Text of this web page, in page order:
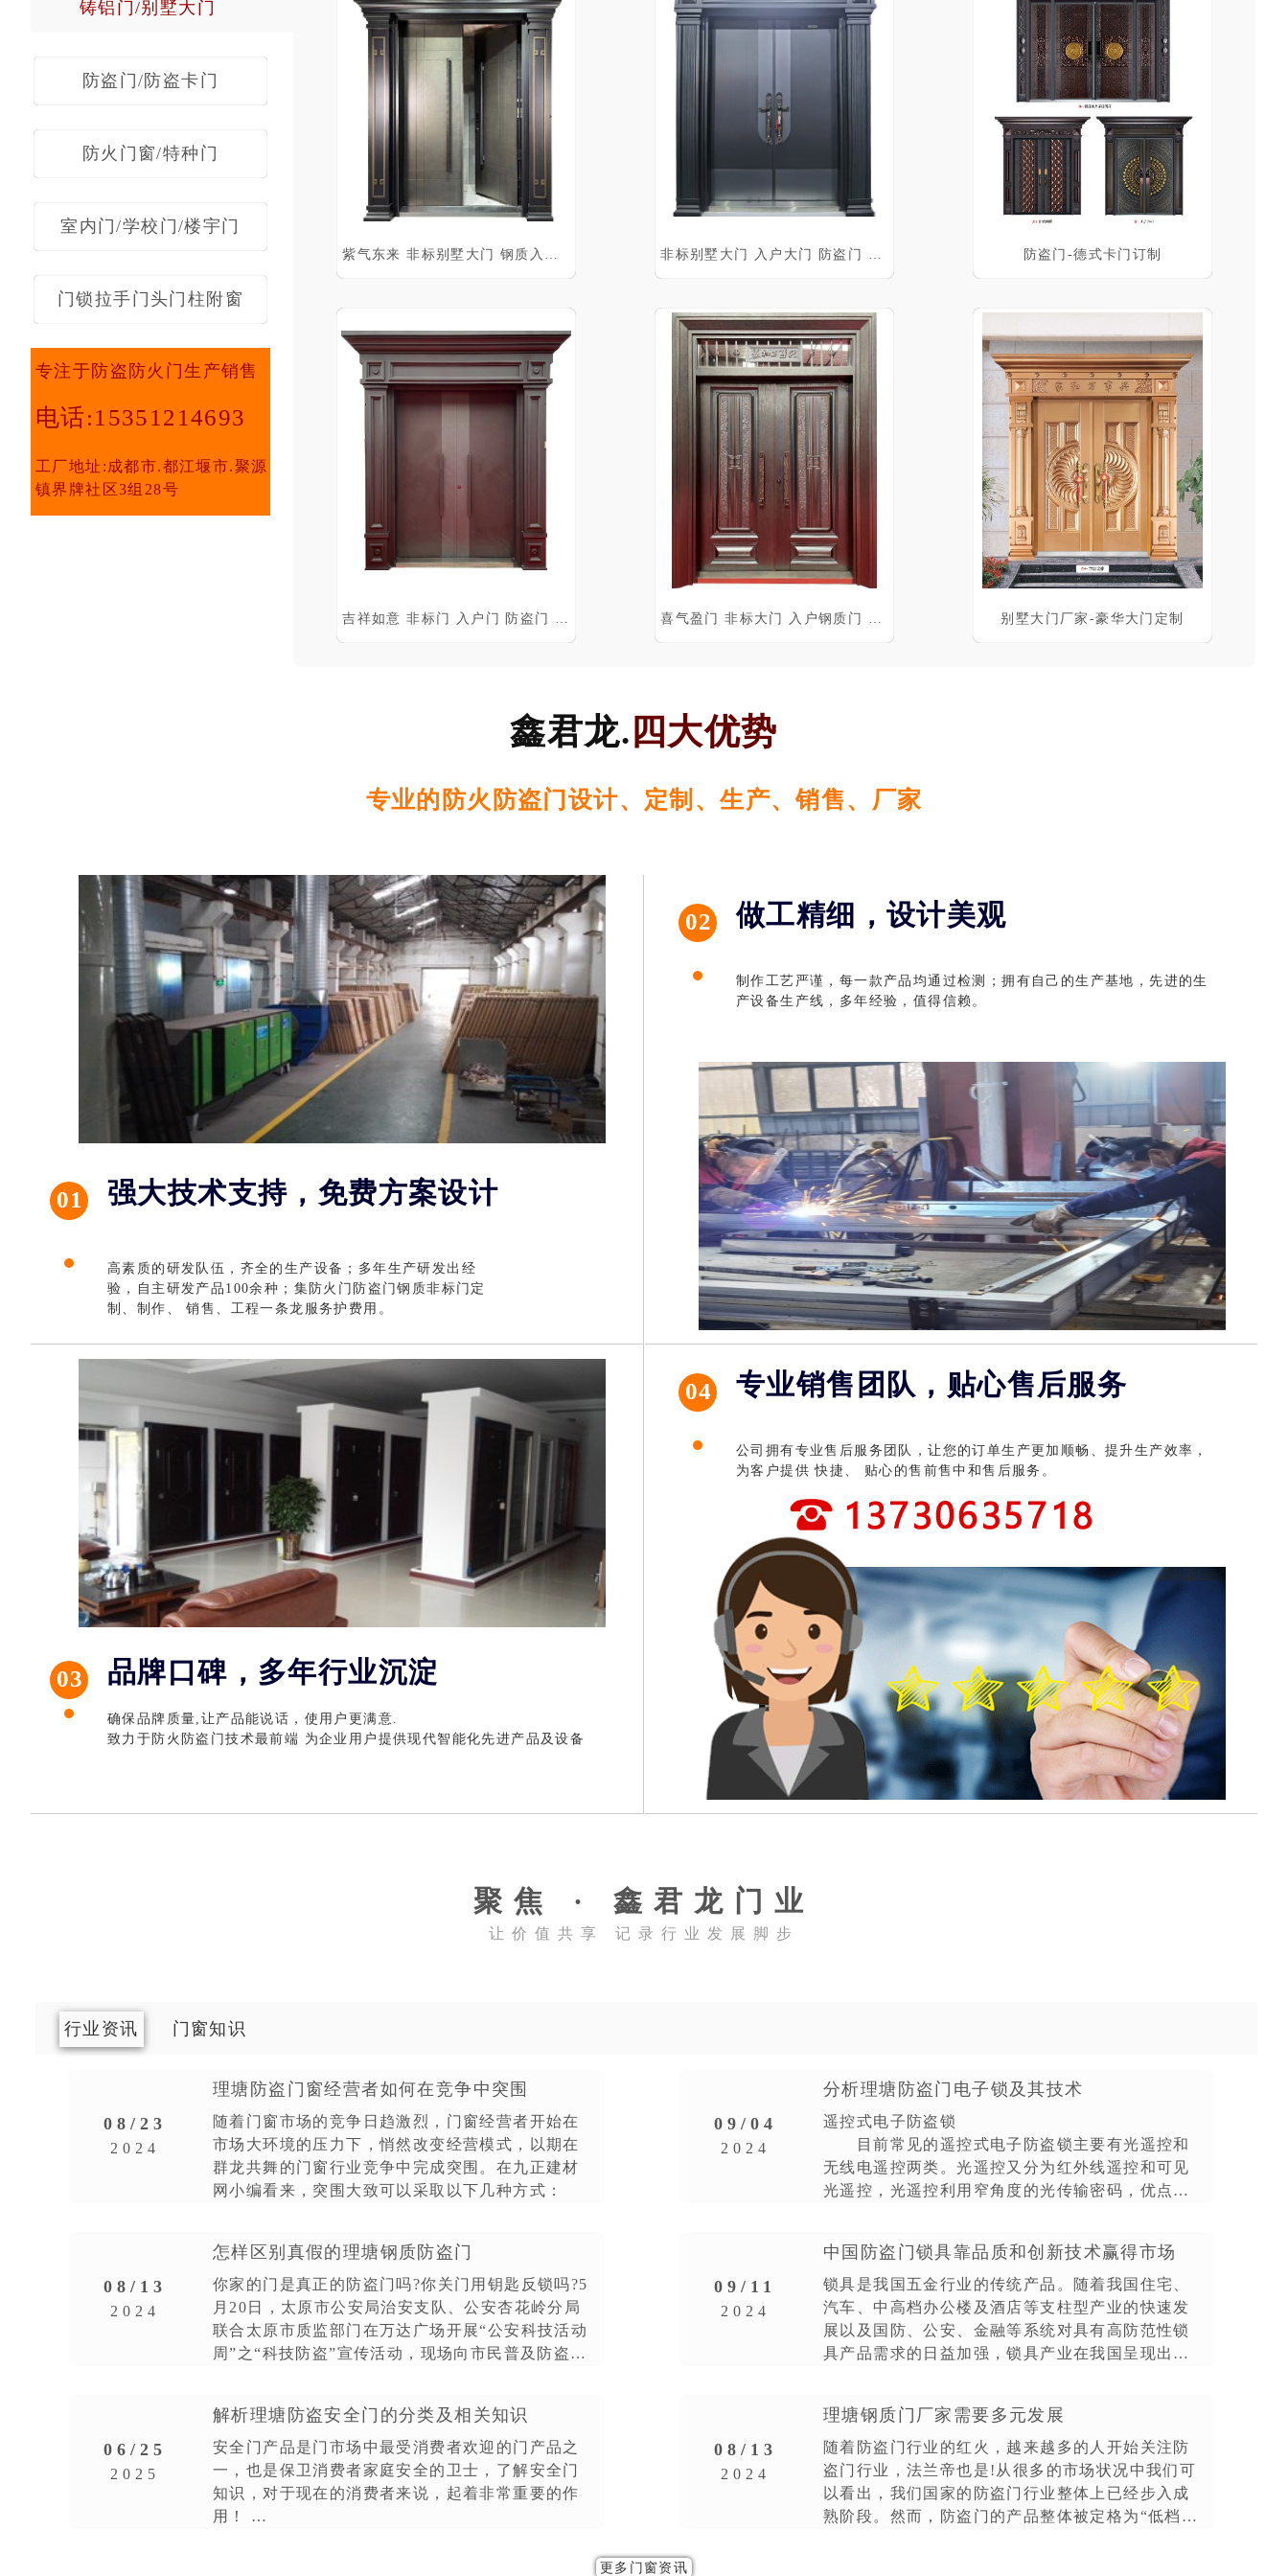
铸铝门/别墅大门
防盗门/防盗卡门
防火门窗/特种门
室内门/学校门/楼宇门
门锁拉手门头门柱附窗
专注于防盗防火门生产销售
电话:15351214693
工厂地址:成都市.都江堰市.聚源
镇界牌社区3组28号
紫气东来 非标别墅大门 钢质入户门 防盗门 非标别墅大门 入户大门 防盗门 钢质门 防盗门-德式卡门订制
吉祥如意 非标门 入户门 防盗门 别墅大门 喜气盈门 非标大门 入户钢质门 防盗门 别墅大门厂家-豪华大门定制
凯美瑞 入户子母门 钢质门 防盗门 哈曼特 钢质门 防盗门 入户门
文图拉 钢质门 入户门 防盗门
防火门厂家 钢质防火门厂家 避难间防火门银行门配电室门
防火窗厂家 超大防火门定制企业 防火卷帘门厂家
学校门生产企业 楼宇单元门
鑫君龙. 四大优势
专业的防火防盗门设计、定制、生产、销售、厂家
01 强大技术支持，免费方案设计
高素质的研发队伍，齐全的生产设备；多年生产研发出经
验，自主研发产品100余种；集防火门防盗门钢质非标门定
制、制作、 销售、工程一条龙服务护费用。
02 做工精细，设计美观
制作工艺严谨，每一款产品均通过检测；拥有自己的生产基地，先进的生
产设备生产线，多年经验，值得信赖。
03 品牌口碑，多年行业沉淀
确保品牌质量,让产品能说话，使用户更满意.
致力于防火防盗门技术最前端 为企业用户提供现代智能化先进产品及设备
04 专业销售团队，贴心售后服务
公司拥有专业售后服务团队，让您的订单生产更加顺畅、提升生产效率，
为客户提供 快捷、 贴心的售前售中和售后服务。
聚焦 · 鑫君龙门业
让价值共享 记录行业发展脚步
行业资讯 门窗知识
08/23
2024
理塘防盗门窗经营者如何在竞争中突围
随着门窗市场的竞争日趋激烈，门窗经营者开始在
市场大环境的压力下，悄然改变经营模式，以期在
群龙共舞的门窗行业竞争中完成突围。在九正建材
网小编看来，突围大致可以采取以下几种方式：
09/04
2024
分析理塘防盗门电子锁及其技术
遥控式电子防盗锁
目前常见的遥控式电子防盗锁主要有光遥控和
无线电遥控两类。光遥控又分为红外线遥控和可见
光遥控，光遥控利用窄角度的光传输密码，优点是
08/13
2024
怎样区别真假的理塘钢质防盗门
你家的门是真正的防盗门吗?你关门用钥匙反锁吗?5
月20日，太原市公安局治安支队、公安杏花岭分局
联合太原市质监部门在万达广场开展“公安科技活动
周”之“科技防盗”宣传活动，现场向市民普及防盗常
09/11
2024
中国防盗门锁具靠品质和创新技术赢得市场
锁具是我国五金行业的传统产品。随着我国住宅、
汽车、中高档办公楼及酒店等支柱型产业的快速发
展以及国防、公安、金融等系统对具有高防范性锁
具产品需求的日益加强，锁具产业在我国呈现出快
06/25
2025
解析理塘防盗安全门的分类及相关知识
安全门产品是门市场中最受消费者欢迎的门产品之
一，也是保卫消费者家庭安全的卫士，了解安全门
知识，对于现在的消费者来说，起着非常重要的作
用！
08/13
2024
理塘钢质门厂家需要多元发展
随着防盗门行业的红火，越来越多的人开始关注防
盗门行业，法兰帝也是!从很多的市场状况中我们可
以看出，我们国家的防盗门行业整体上已经步入成
熟阶段。然而，防盗门的产品整体被定格为“低档
更多门窗资讯